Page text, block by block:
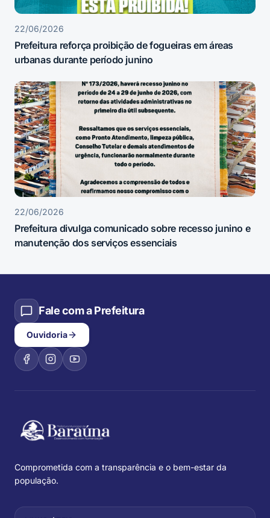
22/06/2026
Prefeitura reforça proibição de fogueiras em áreas
urbanas durante período junino
22/06/2026
Prefeitura divulga comunicado sobre recesso junino e
manutenção dos serviços essenciais
Fale com a Prefeitura
Ouvidoria
Comprometida com a transparência e o bem-estar da
população.